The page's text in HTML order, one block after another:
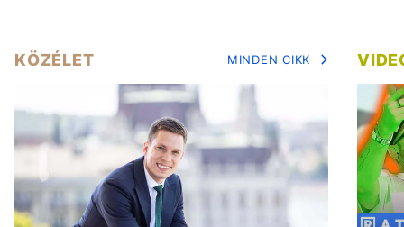
KÖZÉLET MINDEN CIKK